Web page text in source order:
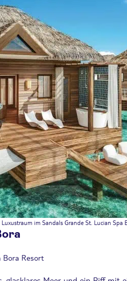
im Sandals Grande St. Lucian Spa
Bora Resort